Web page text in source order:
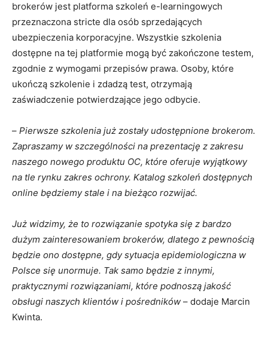
brokerów jest platforma szkoleń e-learningowych
przeznaczona stricte dla osób sprzedających
ubezpieczenia korporacyjne. Wszystkie szkolenia
dostępne na tej platformie mogą być zakończone testem,
zgodnie z wymogami przepisów prawa. Osoby, które
ukończą szkolenie i zdadzą test, otrzymają
zaświadczenie potwierdzające jego odbycie.
– Pierwsze szkolenia już zostały udostępnione brokerom.
Zapraszamy w szczególności na prezentację z zakresu
naszego nowego produktu OC, które oferuje wyjątkowy
na tle rynku zakres ochrony. Katalog szkoleń dostępnych
online będziemy stale i na bieżąco rozwijać.
Już widzimy, że to rozwiązanie spotyka się z bardzo
dużym zainteresowaniem brokerów, dlatego z pewnością
będzie ono dostępne, gdy sytuacja epidemiologiczna w
Polsce się unormuje. Tak samo będzie z innymi,
praktycznymi rozwiązaniami, które podnoszą jakość
obsługi naszych klientów i pośredników – dodaje Marcin
Kwinta.
Zapisz